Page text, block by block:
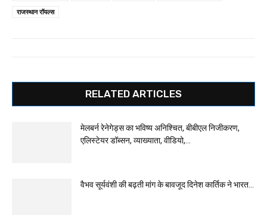
राजस्थान रॉयल्स
RELATED ARTICLES
मेलबर्न रेनेगेड्स का भविष्य अनिश्चित, बीबीएल निजीकरण,
एलिस्टेयर डॉब्सन, व्याख्याता, वीडियो,...
वैभव सूर्यवंशी की बढ़ती मांग के बावजूद दिनेश कार्तिक ने भारत...